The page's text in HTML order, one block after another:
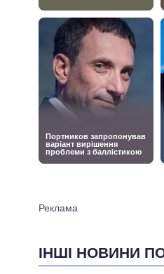
ІНШІ НОВИНИ